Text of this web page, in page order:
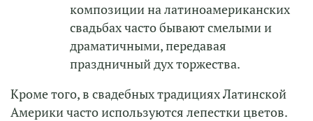
композиции на латиноамериканских
свадьбах часто бывают смелыми и
драматичными, передавая
праздничный дух торжества.
Кроме того, в свадебных традициях Латинской
Америки часто используются лепестки цветов.